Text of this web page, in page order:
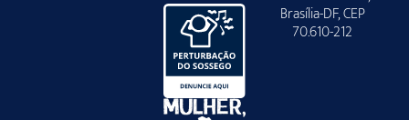
Brasília-DF, CEP
70.610-212